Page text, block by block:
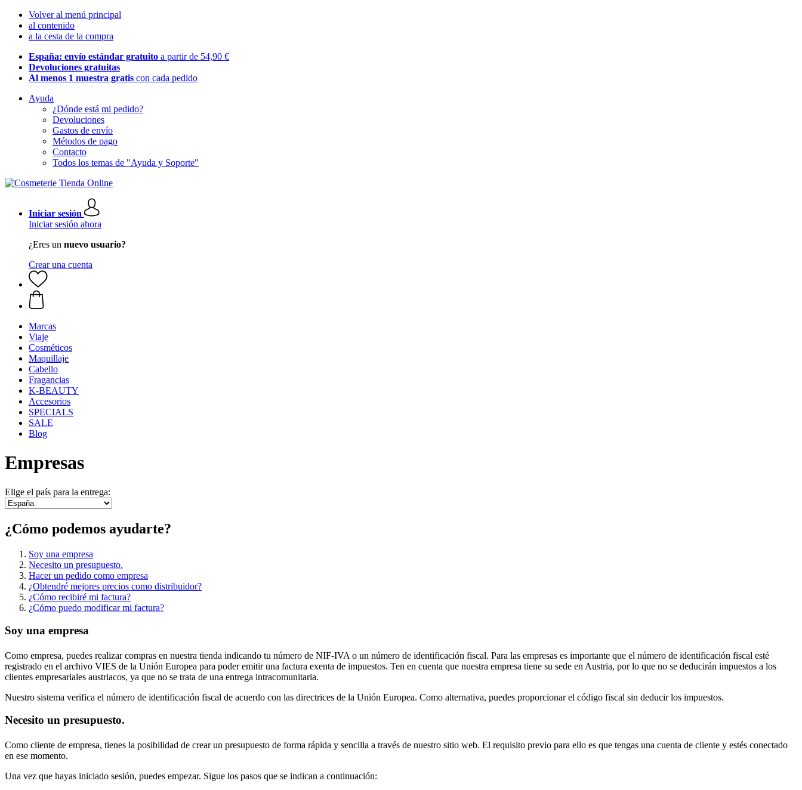
Volver al menú principal
al contenido
a la cesta de la compra
España: envío estándar gratuito a partir de 54,90 €
Devoluciones gratuitas
Al menos 1 muestra gratis con cada pedido
Ayuda
¿Dónde está mi pedido?
Devoluciones
Gastos de envío
Métodos de pago
Contacto
Todos los temas de "Ayuda y Soporte"
Iniciar sesión
Iniciar sesión ahora
¿Eres un nuevo usuario?
Crear una cuenta
Marcas
Viaje
Cosméticos
Maquillaje
Cabello
Fragancias
K-BEAUTY
Accesorios
SPECIALS
SALE
Blog
Empresas
Elige el país para la entrega:
¿Cómo podemos ayudarte?
Soy una empresa
Necesito un presupuesto.
Hacer un pedido como empresa
¿Obtendré mejores precios como distribuidor?
¿Cómo recibiré mi factura?
¿Cómo puedo modificar mi factura?
Soy una empresa
Como empresa, puedes realizar compras en nuestra tienda indicando tu número de NIF-IVA o un número de identificación fiscal. Para las empresas es importante que el número de identificación fiscal esté
registrado en el archivo VIES de la Unión Europea para poder emitir una factura exenta de impuestos. Ten en cuenta que nuestra empresa tiene su sede en Austria, por lo que no se deducirán impuestos a los
clientes empresariales austriacos, ya que no se trata de una entrega intracomunitaria.
Nuestro sistema verifica el número de identificación fiscal de acuerdo con las directrices de la Unión Europea. Como alternativa, puedes proporcionar el código fiscal sin deducir los impuestos.
Necesito un presupuesto.
Como cliente de empresa, tienes la posibilidad de crear un presupuesto de forma rápida y sencilla a través de nuestro sitio web. El requisito previo para ello es que tengas una cuenta de cliente y estés conectado
en ese momento.
Una vez que hayas iniciado sesión, puedes empezar. Sigue los pasos que se indican a continuación: